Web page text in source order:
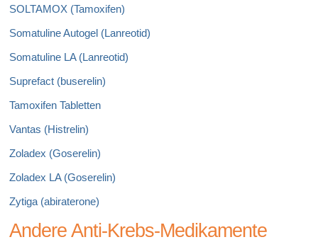
SOLTAMOX (Tamoxifen)
Somatuline Autogel (Lanreotid)
Somatuline LA (Lanreotid)
Suprefact (buserelin)
Tamoxifen Tabletten
Vantas (Histrelin)
Zoladex (Goserelin)
Zoladex LA (Goserelin)
Zytiga (abiraterone)
Andere Anti-Krebs-Medikamente